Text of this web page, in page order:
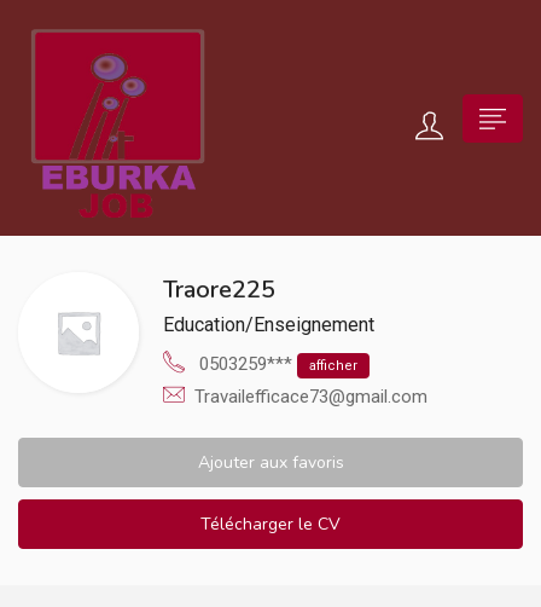
Traore225
Education/Enseignement
0503259*** afficher
Travailefficace73@gmail.com
Ajouter aux favoris
Télécharger le CV